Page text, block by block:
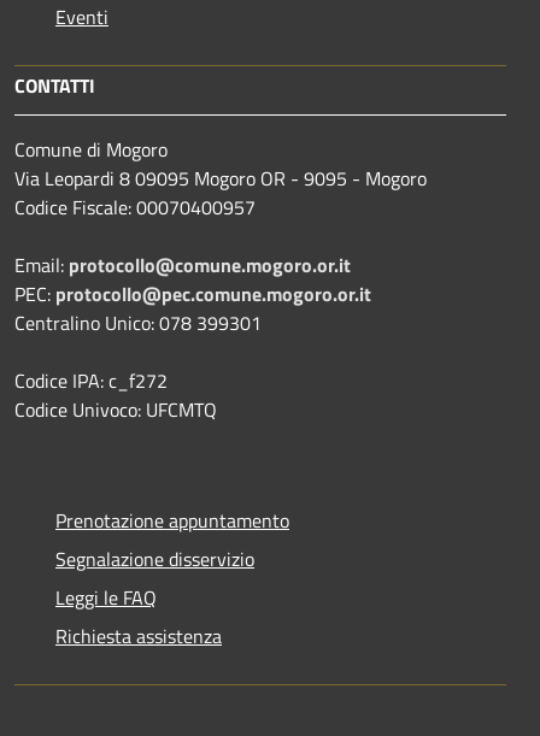
Eventi
CONTATTI
Comune di Mogoro
Via Leopardi 8 09095 Mogoro OR - 9095 - Mogoro
Codice Fiscale: 00070400957
Email: protocollo@comune.mogoro.or.it
PEC: protocollo@pec.comune.mogoro.or.it
Centralino Unico: 078 399301
Codice IPA: c_f272
Codice Univoco: UFCMTQ
Prenotazione appuntamento
Segnalazione disservizio
Leggi le FAQ
Richiesta assistenza